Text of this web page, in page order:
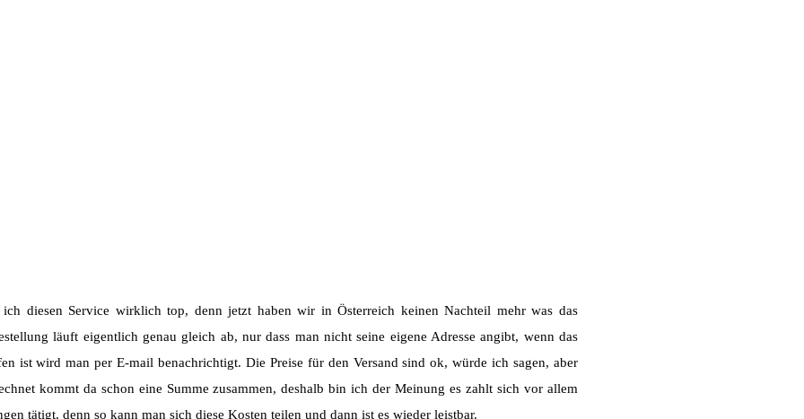
diesen Service wirklich top, denn jetzt haben wir in Österreich keinen Nachteil mehr was das
läuft eigentlich genau gleich ab, nur dass man nicht seine eigene Adresse angibt, wenn das
ist wird man per E-mail benachrichtigt. Die Preise für den Versand sind ok, würde ich sagen, aber
kommt da schon eine Summe zusammen, deshalb bin ich der Meinung es zahlt sich vor allem
tätigt, denn so kann man sich diese Kosten teilen und dann ist es wieder leistbar.